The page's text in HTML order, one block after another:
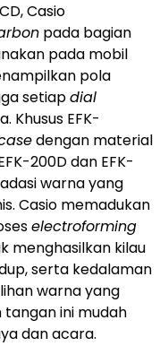
Casio
pada bagian
pada mobil
pola
setiapdial
Khusus EFK-
dengan material
200D dan EFK-
warna yang
Casio memadukan
electroforming
menghasilkan kilau
serta kedalaman
warna yang
ini mudah
dan acara.